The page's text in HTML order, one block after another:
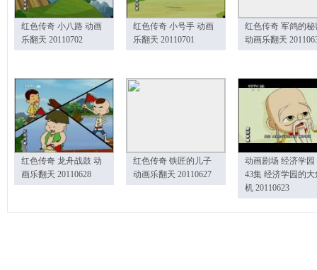
红色传奇 小八路 动画
乐翻天 20110702
红色传奇 小号手 动画
乐翻天 20110701
红色传奇 军鸽的秘
动画乐翻天
红色传奇 龙舟战鼓 动
画乐翻天 20110628
红色传奇 铁匠的儿子
动画乐翻天 20110627
动画剧场 经济学园
43集 经济学园的大
机 20110623